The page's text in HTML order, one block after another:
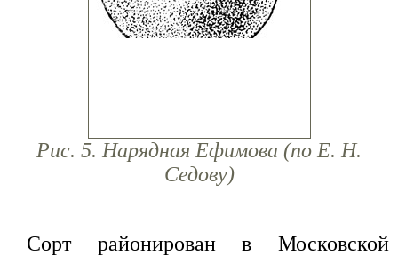
Рис. 5. Нарядная Ефимова (по Е. Н.
Седову)
Сорт районирован в Московской